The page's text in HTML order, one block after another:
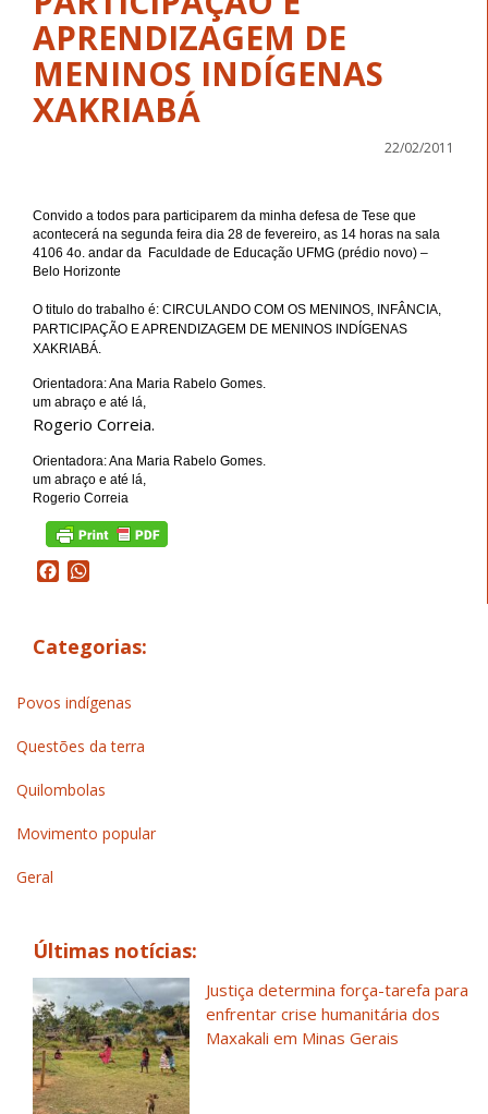
APRENDIZAGEM DE
MENINOS INDÍGENAS
XAKRIABÁ
22/02/2011
Convido a todos para participarem da minha defesa de Tese que
acontecerá na segunda feira dia 28 de fevereiro, as 14 horas na sala
4106 4o. andar da Faculdade de Educação UFMG (prédio novo) –
Belo Horizonte
O titulo do trabalho é: CIRCULANDO COM OS MENINOS, INFÂNCIA,
PARTICIPAÇÃO E APRENDIZAGEM DE MENINOS INDÍGENAS
XAKRIABÁ.
Orientadora: Ana Maria Rabelo Gomes.
um abraço e até lá,
Rogerio Correia.
Orientadora: Ana Maria Rabelo Gomes.
um abraço e até lá,
Rogerio Correia
Facebook
Categorias:
Povos indígenas
Questões da terra
Quilombolas
Movimento popular
Geral
Últimas notícias:
Justiça determina força-tarefa para
enfrentar crise humanitária dos
Maxakali em Minas Gerais